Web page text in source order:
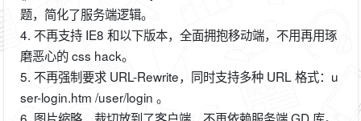
题，简化了服务端逻辑。
4. 不再支持 IE8 和以下版本，全面拥抱移动端，不用再用琢
磨恶心的 css hack。
5. 不再强制要求 URL-Rewrite，同时支持多种 URL 格式：u
ser-login.htm /user/login 。
6. 图片缩略、裁切放到了客户端，不再依赖服务端 GD 库。